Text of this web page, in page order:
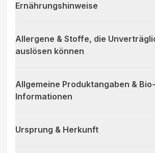
Ernährungshinweise
Allergene & Stoffe, die
auslösen können
Allgemeine Produktangaben & Bio-
Informationen
Ursprung & Herkunft